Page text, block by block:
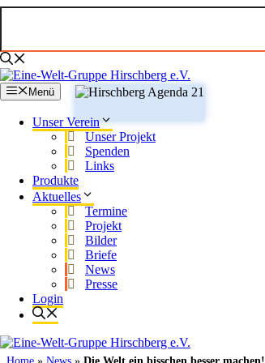
Zum
Menü
Unser Verein
Unser Projekt
Spenden
Links
Produkte
Aktuelles
Termine
Projekt
Bilder
Briefe
News
Presse
Login